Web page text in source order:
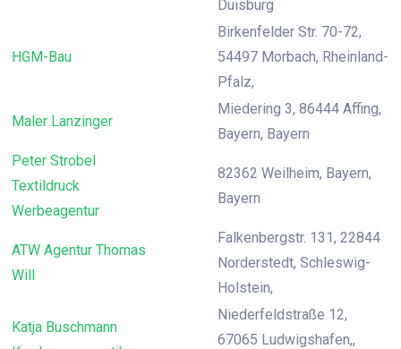
Duisburg
HGM-Bau
Birkenfelder Str. 70-72,
54497 Morbach, Rheinland-
Pfalz,
Maler Lanzinger
Miedering 3, 86444 Affing,
Bayern, Bayern
Peter Strobel
Textildruck
Werbeagentur
82362 Weilheim, Bayern,
Bayern
ATW Agentur Thomas
Will
Falkenbergstr. 131, 22844
Norderstedt, Schleswig-
Holstein,
Katja Buschmann
Niederfeldstraße 12,
67065 Ludwigshafen,,